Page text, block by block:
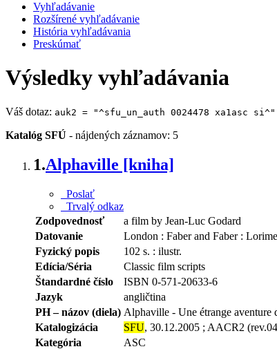
Vyhľadávanie
Rozšírené vyhľadávanie
História vyhľadávania
Preskúmať
Výsledky vyhľadávania
Váš dotaz: auk2 = "^sfu_un_auth 0024478 xa1asc si^"
Katalóg SFÚ - nájdených záznamov: 5
1.Alphaville [kniha]
Poslať
Trvalý odkaz
Zodpovednosť
a film by Jean-Luc Godard
Datovanie
London : Faber and Faber :
Fyzický popis
102 s. : ilustr.
Edícia/Séria
Classic film scripts
Štandardné číslo
ISBN 0-571-20633-6
Jazyk
angličtina
PH – názov (diela) Alphaville - Une étrange aventure
Katalogizácia
SFU, 30.12.2005 ; AACR2
Kategória
ASC